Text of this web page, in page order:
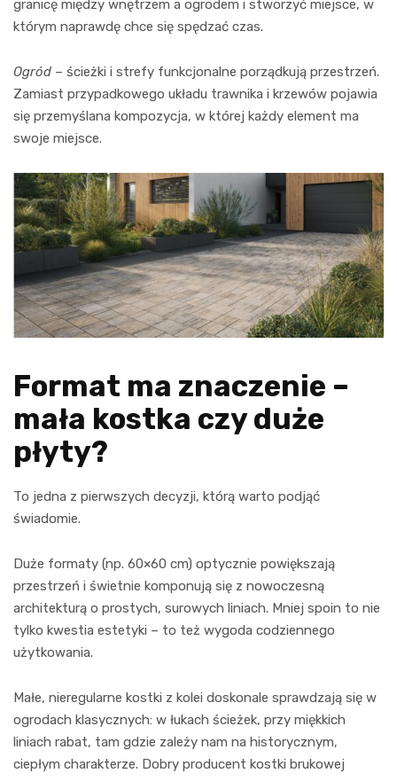
granicę między wnętrzem a ogrodem i stworzyć miejsce, w
którym naprawdę chce się spędzać czas.
Ogród – ścieżki i strefy funkcjonalne porządkują przestrzeń.
Zamiast przypadkowego układu trawnika i krzewów pojawia
się przemyślana kompozycja, w której każdy element ma
swoje miejsce.
Format ma znaczenie –
mała kostka czy duże
płyty?
To jedna z pierwszych decyzji, którą warto podjąć
świadomie.
Duże formaty (np. 60×60 cm) optycznie powiększają
przestrzeń i świetnie komponują się z nowoczesną
architekturą o prostych, surowych liniach. Mniej spoin to nie
tylko kwestia estetyki – to też wygoda codziennego
użytkowania.
Małe, nieregularne kostki z kolei doskonale sprawdzają się w
ogrodach klasycznych: w łukach ścieżek, przy miękkich
liniach rabat, tam gdzie zależy nam na historycznym,
ciepłym charakterze. Dobry producent kostki brukowej